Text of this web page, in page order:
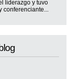
liderazgo y tuvo
conferenciante...